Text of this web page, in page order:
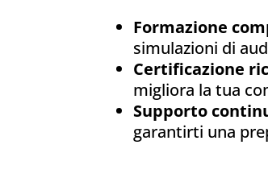
Formazione
simulazioni di
Certificazione
migliora la tua
Supporto
garantirti una